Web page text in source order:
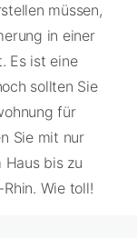
müssen,
in einer
Es ist eine
sollten Sie
für
Sie mit nur
Haus bis zu
Wie toll!